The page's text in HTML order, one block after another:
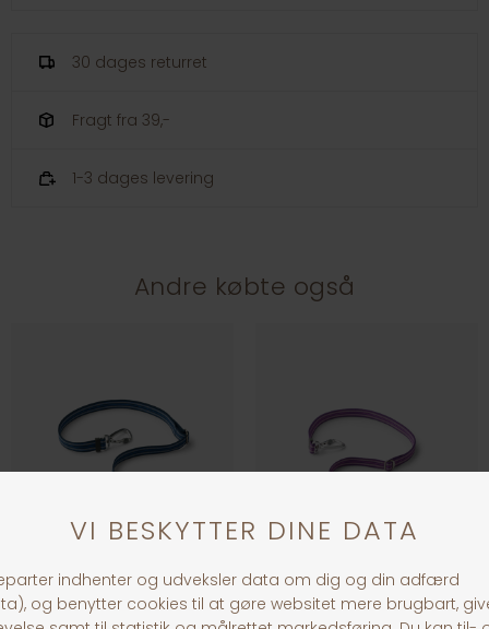
30 dages returret
Fragt fra 39,-
1-3 dages levering
Andre købte også